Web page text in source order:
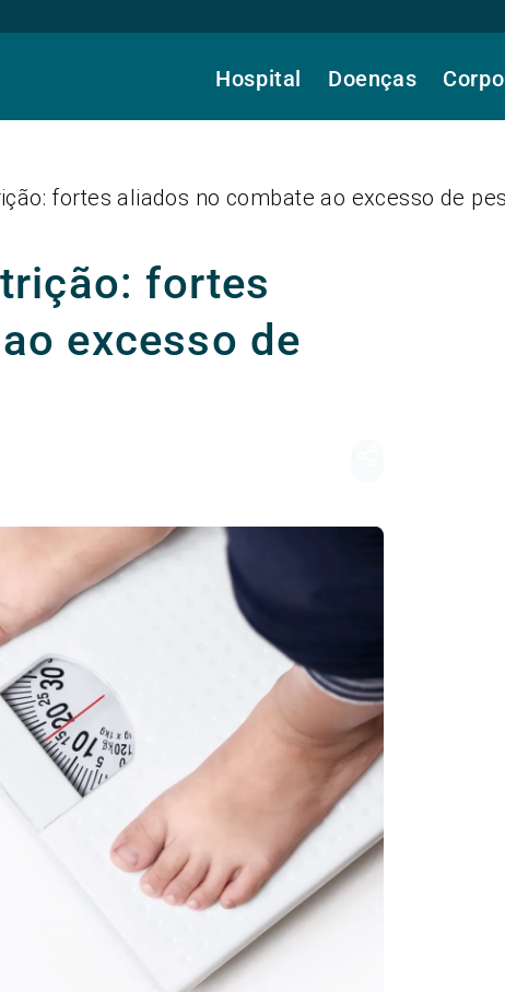
Hospital Doenças
fortes aliados no combate ao excesso de
fortes
excesso de